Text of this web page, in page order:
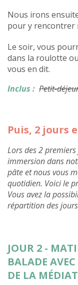
Nous irons
pour y rencontrer
Le soir, vous
dans la roulotte
vous en dit.
Inclus : Petit-
Puis, 2 jours
Lors des 2
immersion dans
pâte et nous vous
quotidien. Voici le
Vous avez la
répartition des
JOUR 2 -
BALADE
DE LA